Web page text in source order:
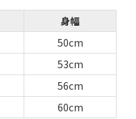
身幅
50cm
53cm
56cm
60cm